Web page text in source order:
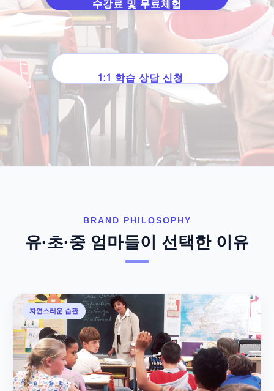
수강료 및 무료체험
1:1 학습 상담 신청
BRAND PHILOSOPHY
유·초·중 엄마들이 선택한 이유
자연스러운 습관